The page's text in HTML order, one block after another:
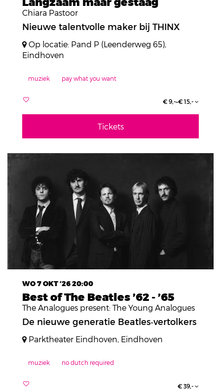
Chiara Pastoor
Nieuwe talentvolle maker bij THINX
Op locatie: Pand P (Leenderweg 65),
Eindhoven
muziek pay what you want
€ 9,-–€ 15,-
Tickets
Best of The Beatles ’62 - ’65
The Analogues present: The Young Analogues
WO 7 OKT ’2620:00
De nieuwe generatie Beatles‑vertolkers
Parktheater Eindhoven, Eindhoven
muziek no dutch required
€ 39,-